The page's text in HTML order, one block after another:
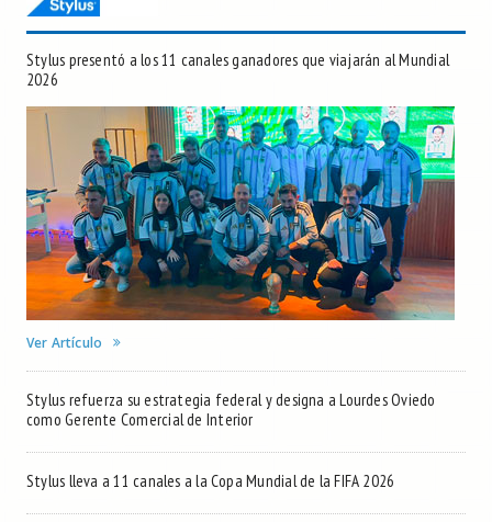
Stylus presentó a los 11 canales ganadores que viajarán al Mundial
2026
Ver Artículo
Stylus refuerza su estrategia federal y designa a Lourdes Oviedo
como Gerente Comercial de Interior
Stylus lleva a 11 canales a la Copa Mundial de la FIFA 2026